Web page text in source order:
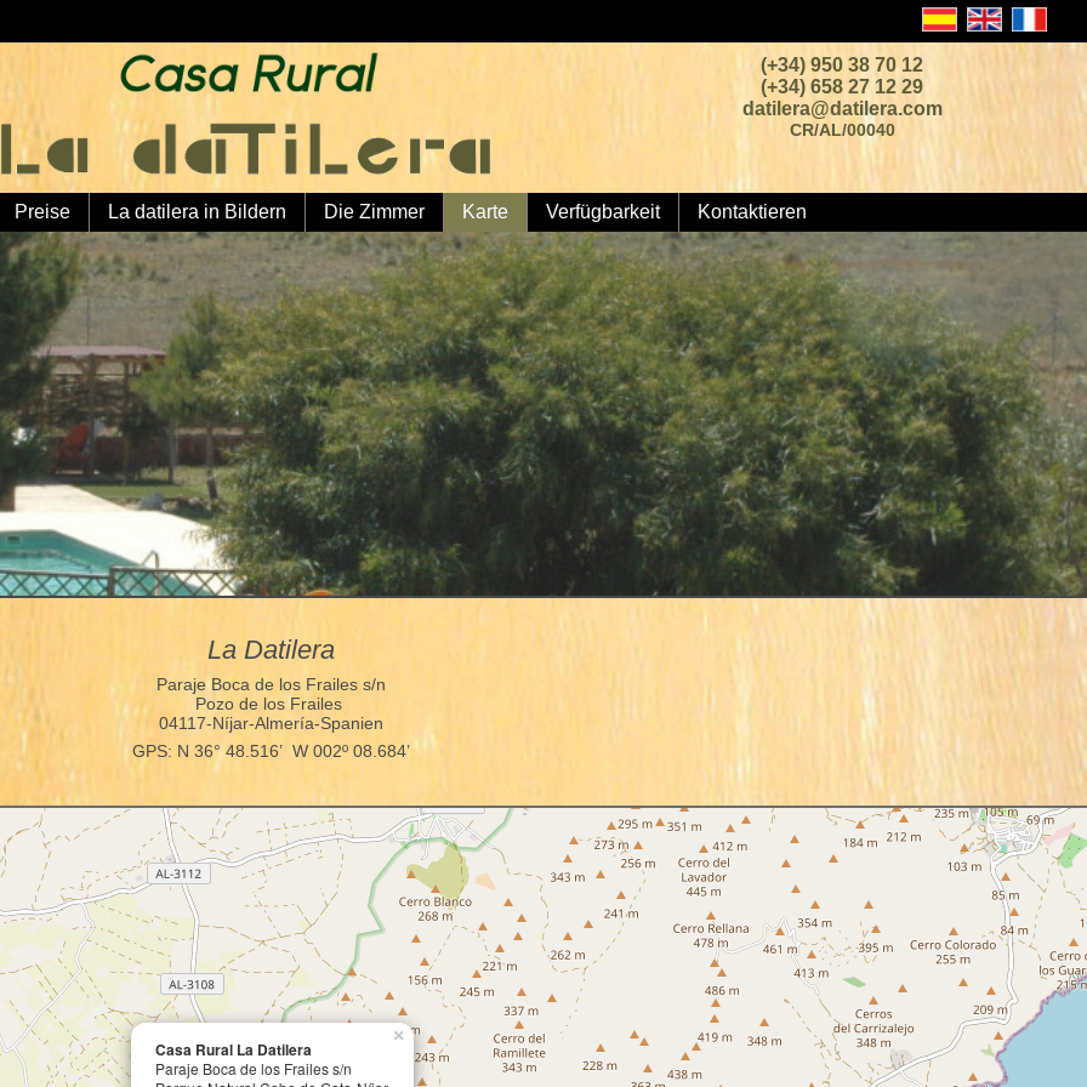
(+34) 950 38 70 12
(+34) 658 27 12 29
datilera@datilera.com
CR/AL/00040
Preise La datilera in Bildern Die Zimmer Karte Verfügbarkeit Kontaktieren
La Datilera
Paraje Boca de los Frailes s/n
Pozo de los Frailes
04117-Níjar-Almería-Spanien
GPS: N 36° 48.516’ W 002º 08.684’
Casa Rural La Datilera
Paraje Boca de los Frailes s/n
×